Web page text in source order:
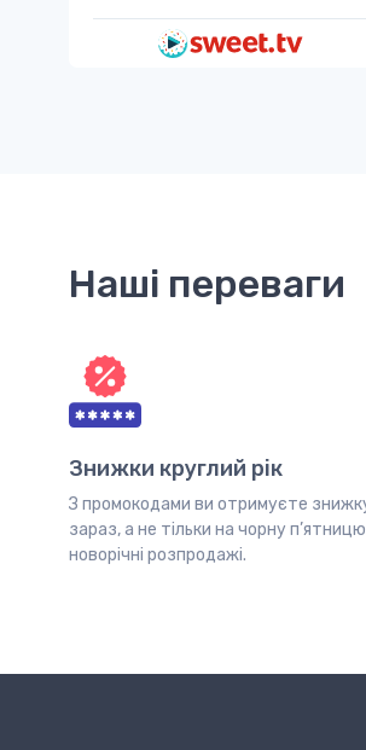
Наші переваги
Знижки круглий рік
З промокодами ви отримуєте
зараз, а не тільки на чорну
новорічні розпродажі.